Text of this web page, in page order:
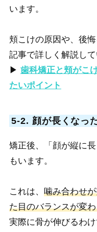
います。
頬こけの原因や、後
記事で詳しく解説して
▶︎ 歯科矯正と頬がこ
たいポイント
5-2. 顔が長くなっ
矯正後、「顔が縦に
もいます。
これは、 噛み合わせ
た目のバランスが変
実際に骨が伸びるわ